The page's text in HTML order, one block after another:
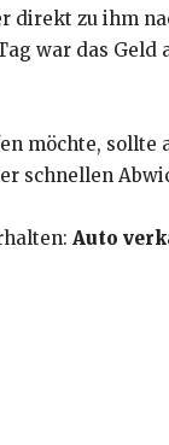
direkt zu ihm
war das
möchte,
schnellen
Auto